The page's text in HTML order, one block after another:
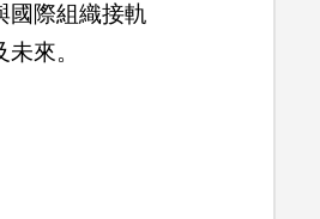
國際組織接軌
來。